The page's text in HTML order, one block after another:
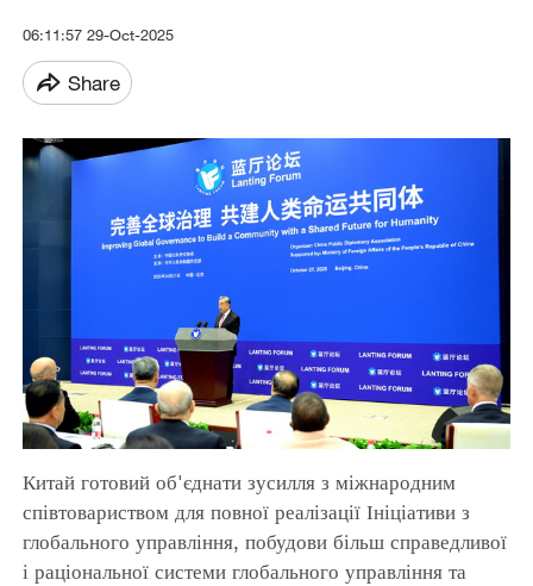
06:11:57 29-Oct-2025
Share
Китай готовий об'єднати зусилля з міжнародним
співтовариством для повної реалізації Ініціативи з
глобального управління, побудови більш справедливої
і раціональної системи глобального управління та